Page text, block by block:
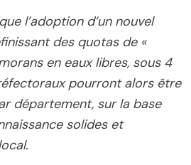
l’adoption d’un nouvel
des quotas de «
en eaux libres, sous 4
pourront alors être
département, sur la base
solides et